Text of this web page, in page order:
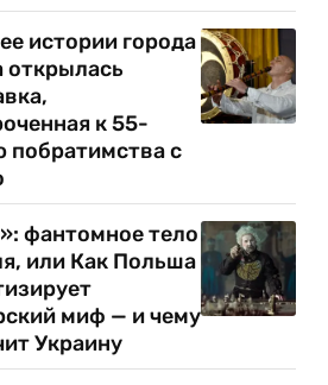
истории города
открылась
к 55-
побратимства с
фантомное тело
или Как Польша
миф — и чему
Украину